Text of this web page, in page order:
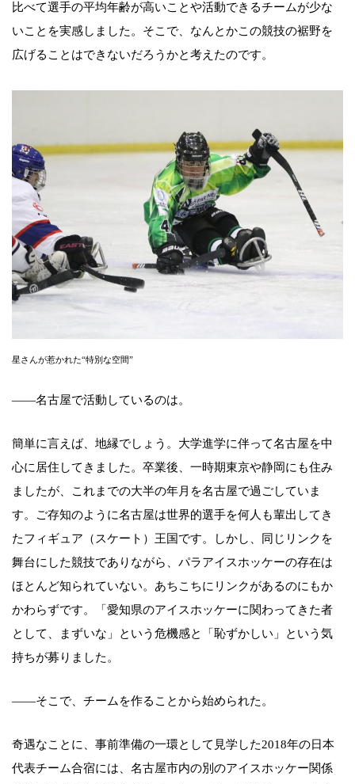
比べて選手の平均年齢が高いことや活動できるチームが少な
いことを実感しました。そこで、なんとかこの競技の裾野を
広げることはできないだろうかと考えたのです。
星さんが惹かれた“特別な空間”
――名古屋で活動しているのは。
簡単に言えば、地縁でしょう。大学進学に伴って名古屋を中
心に居住してきました。卒業後、一時期東京や静岡にも住み
ましたが、これまでの大半の年月を名古屋で過ごしていま
す。ご存知のように名古屋は世界的選手を何人も輩出してき
たフィギュア（スケート）王国です。しかし、同じリンクを
舞台にした競技でありながら、パラアイスホッケーの存在は
ほとんど知られていない。あちこちにリンクがあるのにもか
かわらずです。「愛知県のアイスホッケーに関わってきた者
として、まずいな」という危機感と「恥ずかしい」という気
持ちが募りました。
――そこで、チームを作ることから始められた。
奇遇なことに、事前準備の一環として見学した2018年の日本
代表チーム合宿には、名古屋市内の別のアイスホッケー関係